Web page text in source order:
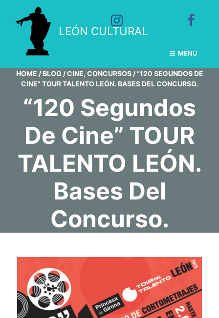
LEÓN CULTURAL
MENU
HOME / BLOG / CINE, CONCURSOS / “120 SEGUNDOS DE
CINE” TOUR TALENTO LEÓN. BASES DEL CONCURSO.
“120 Segundos
De Cine” TOUR
TALENTO LEÓN.
Bases Del
Concurso.